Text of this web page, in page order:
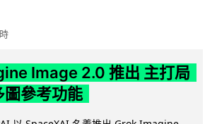
Image 2.0 推出 主打局
圖參考功能